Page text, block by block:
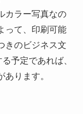
カラー写真なの
って、印刷可能
きのビジネス文
予定であれば、
ります。